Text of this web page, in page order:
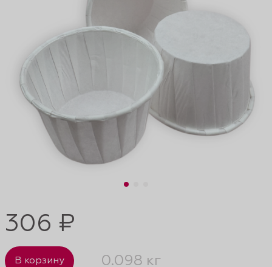
306 ₽
В корзину 0.098 кг